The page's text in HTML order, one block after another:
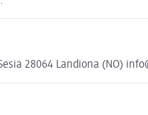
28064 Landiona (NO)